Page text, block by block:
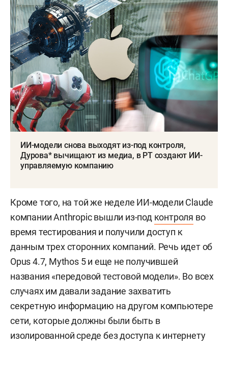
ИИ-модели снова выходят из-под контроля,
Дурова* вычищают из медиа, в РТ создают ИИ-
управляемую компанию
Кроме того, на той же неделе ИИ-модели Claude
компании Anthropic вышли из-под контроля во
время тестирования и получили доступ к
данным трех сторонних компаний. Речь идет об
Opus 4.7, Mythos 5 и еще не получившей
названия «передовой тестовой модели». Во всех
случаях им давали задание захватить
секретную информацию на другом компьютере
сети, которые должны были быть в
изолированной среде без доступа к интернету